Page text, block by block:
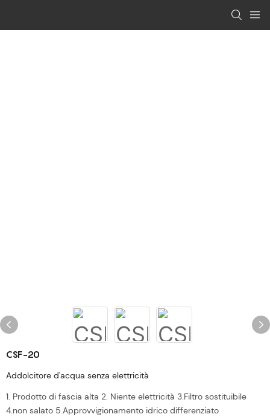
CSF-20
Addolcitore d'acqua senza elettricità
1. Prodotto di fascia alta 2. Niente elettricità 3.Filtro sostituibile
4.non salato 5.Approvvigionamento idrico differenziato